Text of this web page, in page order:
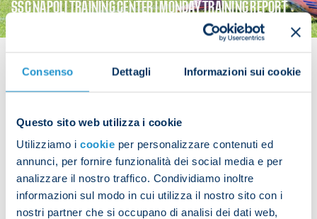
Consenso Dettagli Informazioni sui cookie
Questo sito web utilizza i cookie
Utilizziamo i cookie per personalizzare contenuti ed
annunci, per fornire funzionalità dei social media e per
analizzare il nostro traffico. Condividiamo inoltre
informazioni sul modo in cui utilizza il nostro sito con i
nostri partner che si occupano di analisi dei dati web,
SSC NAPOLI TRAINING CENTER | MONDAY TRAINING REPORT
training at the SSC Napoli Training Center. The
players took part in an afternoon training session
and did metabolic endurance work.